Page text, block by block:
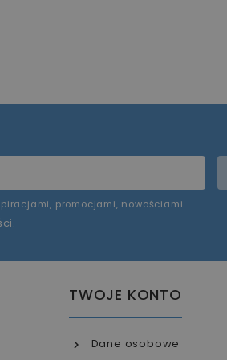
promocjami, nowościami.
.
TWOJE KONTO
Dane osobowe